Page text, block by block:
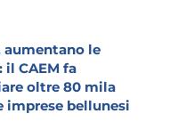
aumentano le
CAEM fa
oltre 80 mila
imprese bellunesi